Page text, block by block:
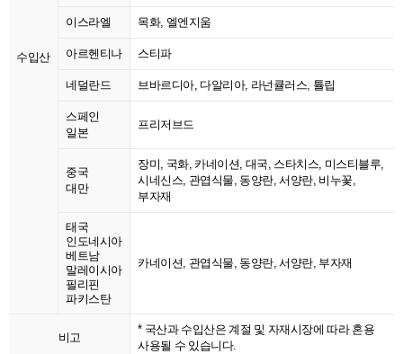
수입산
이스라엘 목화, 엘엔지움
아르헨티나 스티파
네덜란드 브바르디아, 다알리아, 라넌큘러스, 튤립
스페인
일본
프리저브드
중국
대만
장미, 국화, 카네이션, 대국, 스타치스, 미스티블루,
시네신스, 관엽식물, 동양란, 서양란, 비누꽃,
부자재
태국
인도네시아
베트남
말레이시아
필리핀
파키스탄
카네이션, 관엽식물, 동양란, 서양란, 부자재
비고
* 국산과 수입산은 계절 및 자재시장에 따라 혼용
사용될 수 있습니다.